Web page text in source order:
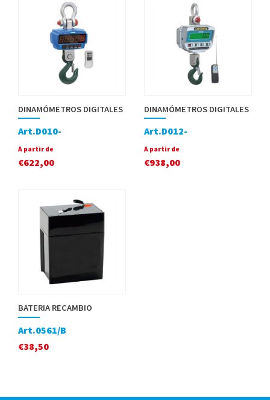
DINAMÓMETROS DIGITALES
Art.D010-
A partir de
€622,00
DINAMÓMETROS DIGITALES
Art.D012-
A partir de
€938,00
BATERIA RECAMBIO
Art.0561/B
€38,50